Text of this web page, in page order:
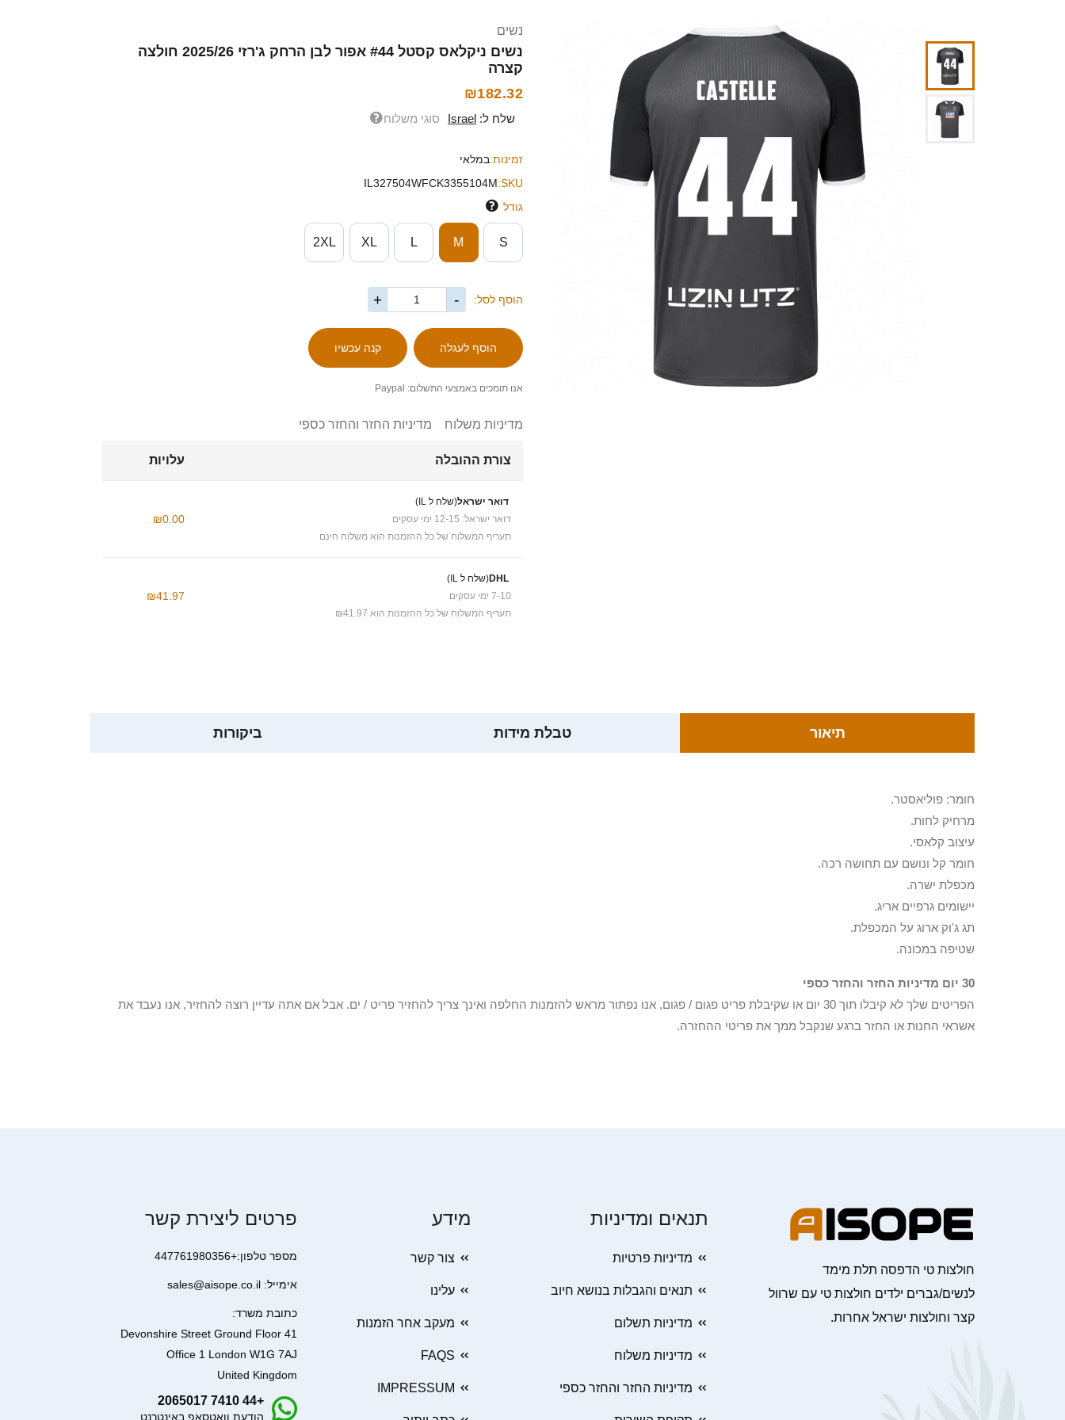
נשים
נשים ניקלאס קסטל #44 אפור לבן הרחק ג'רזי 2025/26 חולצה
קצרה
₪182.32
שלח ל: Israel סוגי משלוח
זמינות:במלאי
SKU:
IL327504WFCK3355104M
גודל
S
M
L
XL
2XL
הוסף לסל: -
+
אנו תומכים באמצעי התשלום: Paypal
מדיניות משלוח מדיניות החזר והחזר כספי
צורת ההובלה עלויות
דואר ישראל(שלח ל IL)
דואר ישראל: 12-15 ימי עסקים
תעריף המשלוח של כל ההזמנות הוא משלוח חינם
₪0.00
DHL(שלח ל IL)
7-10 ימי עסקים
תעריף המשלוח של כל ההזמנות הוא ₪41.97
₪41.97
תיאור טבלת מידות ביקורות
חומר: פוליאסטר.
מרחיק לחות.
עיצוב קלאסי.
חומר קל ונושם עם תחושה רכה.
מכפלת ישרה.
יישומים גרפיים אריג.
תג ג'וק ארוג על המכפלת.
שטיפה במכונה.
30 יום מדיניות החזר והחזר כספי
הפריטים שלך לא קיבלו תוך 30 יום או שקיבלת פריט פגום / פגום, אנו נפתור מראש להזמנות החלפה ואינך צריך להחזיר פריט / ים. אבל אם אתה עדיין רוצה להחזיר, אנו נעבד את
אשראי החנות או החזר ברגע שנקבל ממך את פריטי ההחזרה.
חולצות טי הדפסה תלת מימד
לנשים/גברים ילדים חולצות טי עם שרוול
קצר וחולצות ישראל אחרות.
תנאים ומדיניות
מדיניות פרטיות
תנאים והגבלות בנושא חיוב
מדיניות תשלום
מדיניות משלוח
מדיניות החזר והחזר כספי
מידע
צור קשר
עלינו
מעקב אחר הזמנות
FAQS
IMPRESSUM
פרטים ליצירת קשר
מספר טלפון:+447761980356
אימייל: sales@aisope.co.il
כתובת משרד:
41 Devonshire Street Ground Floor
Office 1 London W1G 7AJ
United Kingdom
+44 7410 2065017
הודעת וואטסאפ באינטרנט